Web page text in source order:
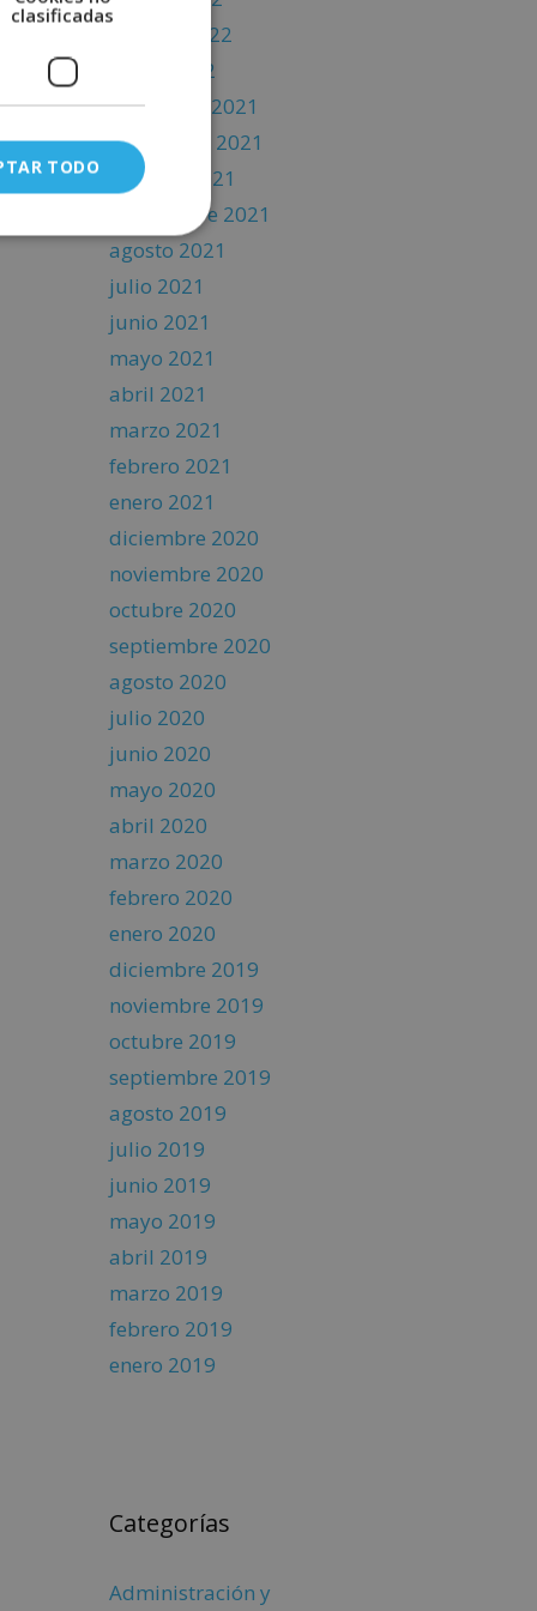
febrero 2022
enero 2022
diciembre 2021
noviembre 2021
octubre 2021
septiembre 2021
agosto 2021
julio 2021
junio 2021
mayo 2021
abril 2021
marzo 2021
febrero 2021
enero 2021
diciembre 2020
noviembre 2020
octubre 2020
septiembre 2020
agosto 2020
julio 2020
junio 2020
mayo 2020
abril 2020
marzo 2020
febrero 2020
enero 2020
diciembre 2019
noviembre 2019
octubre 2019
septiembre 2019
agosto 2019
julio 2019
junio 2019
mayo 2019
abril 2019
marzo 2019
febrero 2019
enero 2019
Categorías
Administración y
clasificadas
TODO